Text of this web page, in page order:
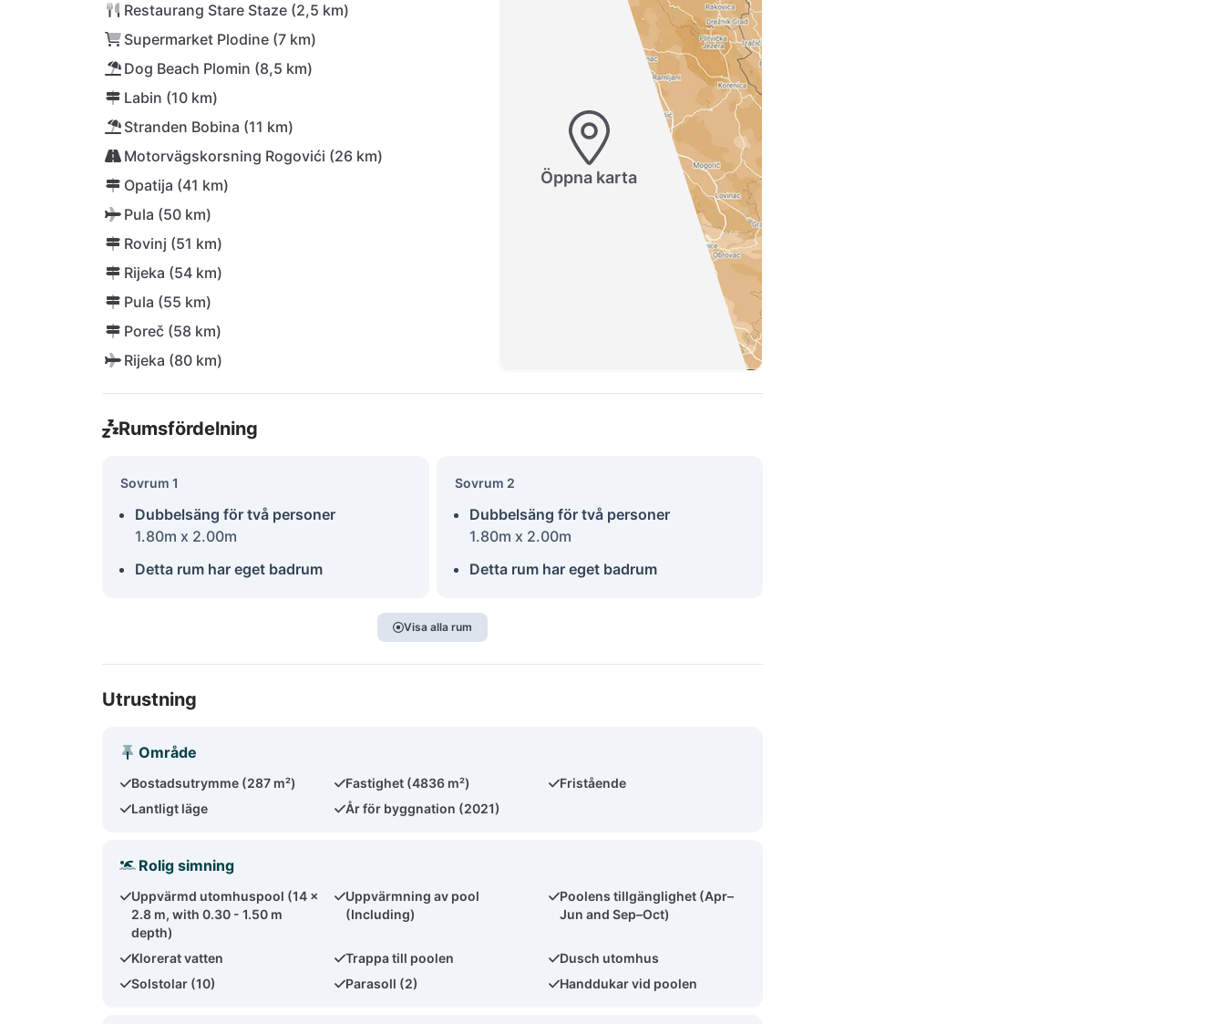
Restaurang Stare Staze (2,5 km)
Supermarket Plodine (7 km)
Dog Beach Plomin (8,5 km)
Labin (10 km)
Stranden Bobina (11 km)
Motorvägskorsning Rogovići (26 km)
Opatija (41 km)
Pula (50 km)
Rovinj (51 km)
Rijeka (54 km)
Pula (55 km)
Poreč (58 km)
Rijeka (80 km)
Öppna karta
Rumsfördelning
Sovrum 1
Dubbelsäng för två personer
1.80m x 2.00m
Detta rum har eget badrum
Sovrum 2
Dubbelsäng för två personer
1.80m x 2.00m
Detta rum har eget badrum
Visa alla rum
Utrustning
Område
Bostadsutrymme (287 m²) Fastighet (4836 m²)
Fristående
Lantligt läge
År för byggnation (2021)
Rolig simning
Uppvärmd utomhuspool (14 x
2.8 m, with 0.30 - 1.50 m
depth)
Uppvärmning av pool
(Including)
Poolens tillgänglighet (Apr–
Jun and Sep–Oct)
Klorerat vatten Trappa till poolen
Dusch utomhus
Solstolar (10)
Parasoll (2) Handdukar vid poolen